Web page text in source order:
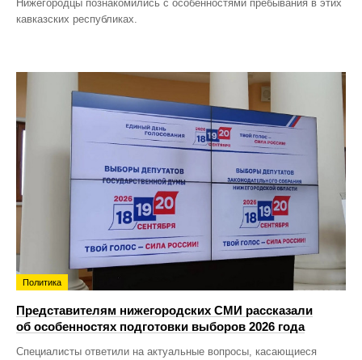
Нижегородцы познакомились с особенностями пребывания в этих
кавказских республиках.
Политика
Представителям нижегородских СМИ рассказали
об особенностях подготовки выборов 2026 года
Специалисты ответили на актуальные вопросы, касающиеся